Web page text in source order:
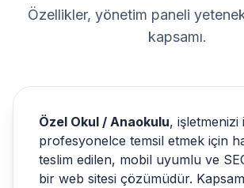
Özellikler, yönetim paneli
kapsamı.
Özel Okul / Anaokulu, işletmenizi
profesyonelce temsil etmek için
teslim edilen, mobil uyumlu ve
bir web sitesi çözümüdür.